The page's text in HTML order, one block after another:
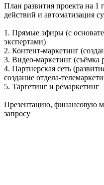
План развития проекта на
действий и автоматизация
1. Прямые эфиры (с
экспертами)
2. Контент-маркетинг
3. Видео-маркетинг (съёмка
4. Партнерская сеть
создание отдела-
5. Таргетинг и ремаркетинг
Презентацию, финансовую
запросу